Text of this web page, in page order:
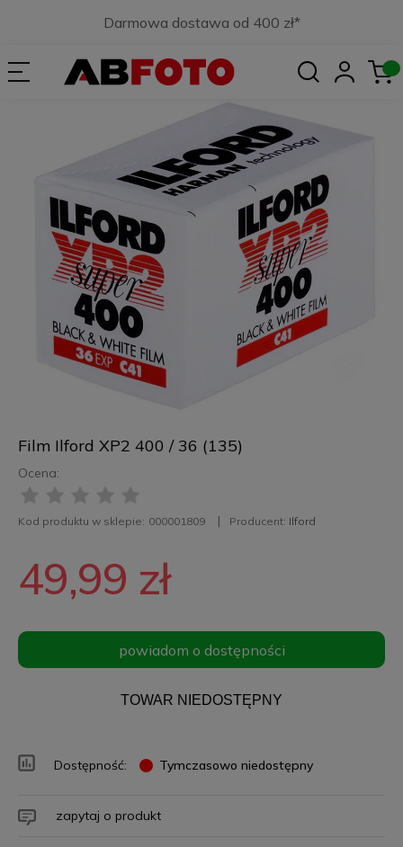
Darmowa dostawa od 400 zł*
Film Ilford XP2 400 / 36 (135)
Ocena:
Kod produktu w sklepie: 000001809 Producent: Ilford
49,99 zł
powiadom o dostępności
TOWAR NIEDOSTĘPNY
Dostępność: Tymczasowo niedostępny
zapytaj o produkt